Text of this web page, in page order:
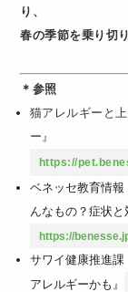
り、
春の季節を乗り切
＊参照
猫アレルギーと
ー』
https://
ベネッセ教育情
んなもの？症状と
https://
サワイ健康推進
アレルギーかも』